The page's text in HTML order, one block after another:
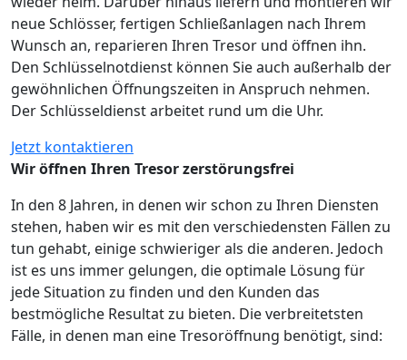
neue Schlösser, fertigen Schließanlagen nach Ihrem
Wunsch an, reparieren Ihren Tresor und öffnen ihn.
Den Schlüsselnotdienst können Sie auch außerhalb der
gewöhnlichen Öffnungszeiten in Anspruch nehmen.
Der Schlüsseldienst arbeitet rund um die Uhr.
Jetzt kontaktieren
Wir öffnen Ihren Tresor zerstörungsfrei
In den 8 Jahren, in denen wir schon zu Ihren Diensten
stehen, haben wir es mit den verschiedensten Fällen zu
tun gehabt, einige schwieriger als die anderen. Jedoch
ist es uns immer gelungen, die optimale Lösung für
jede Situation zu finden und den Kunden das
bestmögliche Resultat zu bieten. Die verbreitetsten
Fälle, in denen man eine Tresoröffnung benötigt, sind: